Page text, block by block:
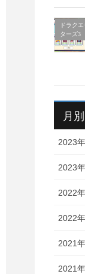
ドラク
ターズ3
月
2023
2023
2022
2022
2021
2021